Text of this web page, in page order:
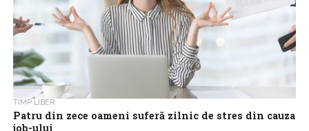
TIMP LIBER
Patru din zece oameni suferă zilnic de stres din cauza
job-ului